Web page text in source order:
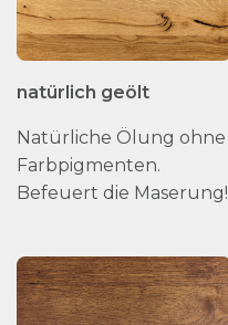
natürlich geölt
Natürliche Ölung ohne
Farbpigmenten.
Befeuert die Maserung!